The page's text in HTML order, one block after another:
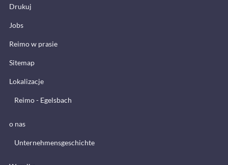
Drukuj
Jobs
Reimo w prasie
Sitemap
Lokalizacje
Reimo - Egelsbach
o nas
Unternehmensgeschichte